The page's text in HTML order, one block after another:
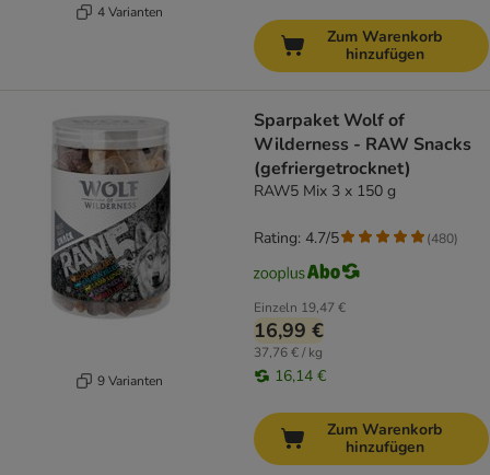
4 Varianten
Zum Warenkorb
hinzufügen
9 Varianten
Sparpaket Wolf of
Wilderness - RAW Snacks
(gefriergetrocknet)
RAW5 Mix 3 x 150 g
Einzeln 19,47 €
16,99 €
37,76 € / kg
16,14 €
Rating: 4.7/5 (480)
Zum Warenkorb
hinzufügen